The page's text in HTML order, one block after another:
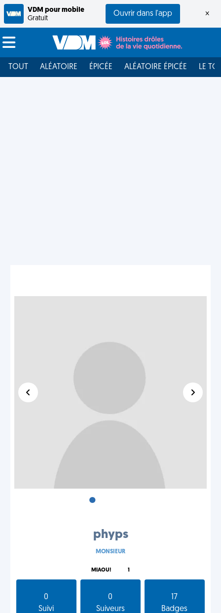
VDM pour mobile
Gratuit
Ouvrir dans l'app ×
TOUT ALÉATOIRE ÉPICÉE ALÉATOIRE ÉPICÉE LE
•
phyps
MONSIEUR
MIAOU! 1
0
Suivi
0
Suiveurs
17
Badges